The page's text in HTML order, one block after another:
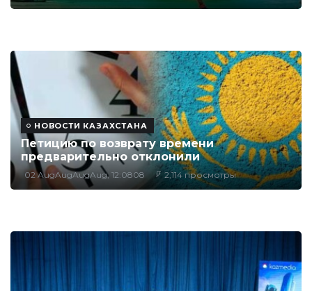
НОВОСТИ КАЗАХСТАНА
Петицию по возврату времени
предварительно отклонили
02 AugAugAugAug, 12:0808 2,114 просмотры